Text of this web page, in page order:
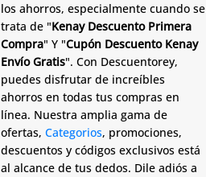
los ahorros, especialmente cuando se
trata de "Kenay Descuento Primera
Compra" Y "Cupón Descuento Kenay
Envío Gratis". Con Descuentorey,
puedes disfrutar de increíbles
ahorros en todas tus compras en
línea. Nuestra amplia gama de
ofertas, Categorios, promociones,
descuentos y códigos exclusivos está
al alcance de tus dedos. Dile adiós a